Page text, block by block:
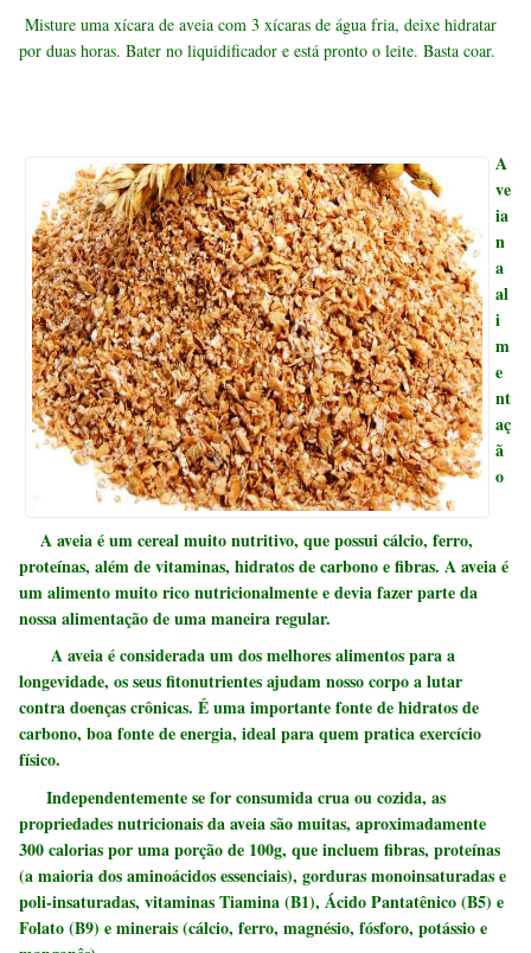
Misture uma xícara de aveia com 3 xícaras de água fria, deixe hidratar
por duas horas. Bater no liquidificador e está pronto o leite. Basta coar.
A
ve
ia
n
a
al
i
m
e
nt
aç
ã
o
A aveia é um cereal muito nutritivo, que possui cálcio, ferro,
proteínas, além de vitaminas, hidratos de carbono e fibras. A aveia é
um alimento muito rico nutricionalmente e devia fazer parte da
nossa alimentação de uma maneira regular.
A aveia é considerada um dos melhores alimentos para a
longevidade, os seus fitonutrientes ajudam nosso corpo a lutar
contra doenças crônicas. É uma importante fonte de hidratos de
carbono, boa fonte de energia, ideal para quem pratica exercício
físico.
Independentemente se for consumida crua ou cozida, as
propriedades nutricionais da aveia são muitas, aproximadamente
300 calorias por uma porção de 100g, que incluem fibras, proteínas
(a maioria dos aminoácidos essenciais), gorduras monoinsaturadas e
poli-insaturadas, vitaminas Tiamina (B1), Ácido Pantatênico (B5) e
Folato (B9) e minerais (cálcio, ferro, magnésio, fósforo, potássio e